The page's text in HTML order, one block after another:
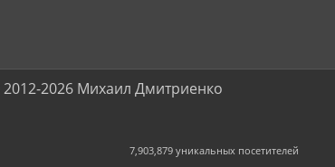
2026 Михаил Дмитриенко
7,903,879 уникальных посетителей